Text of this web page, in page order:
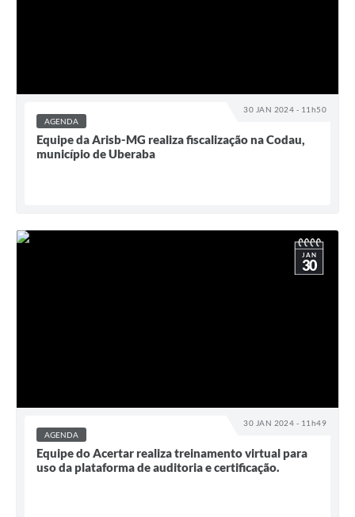
30 JAN 2024 - 11h50
AGENDA
Equipe da Arisb-MG realiza fiscalização na Codau,
município de Uberaba
30 JAN 2024 - 11h49
JAN
30
AGENDA
Equipe do Acertar realiza treinamento virtual para
uso da plataforma de auditoria e certificação.